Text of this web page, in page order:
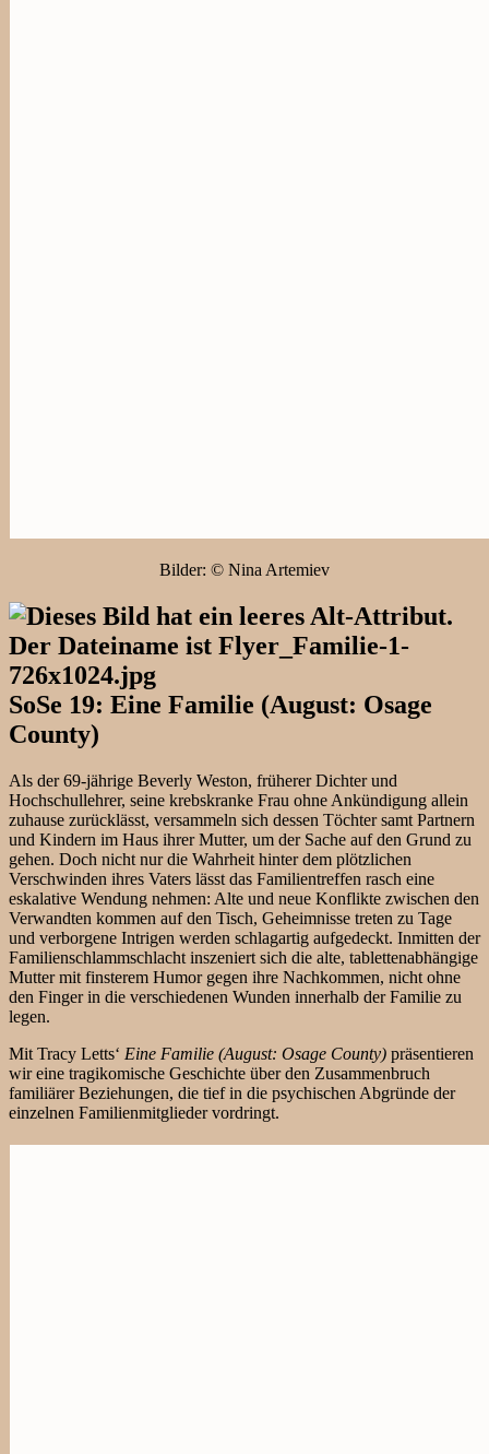
Bilder: © Nina Artemiev
SoSe 19: Eine Familie (August: Osage
County)
Als der 69-jährige Beverly Weston, früherer Dichter und
Hochschullehrer, seine krebskranke Frau ohne Ankündigung allein
zuhause zurücklässt, versammeln sich dessen Töchter samt Partnern
und Kindern im Haus ihrer Mutter, um der Sache auf den Grund zu
gehen. Doch nicht nur die Wahrheit hinter dem plötzlichen
Verschwinden ihres Vaters lässt das Familientreffen rasch eine
eskalative Wendung nehmen: Alte und neue Konflikte zwischen den
Verwandten kommen auf den Tisch, Geheimnisse treten zu Tage
und verborgene Intrigen werden schlagartig aufgedeckt. Inmitten der
Familienschlammschlacht inszeniert sich die alte, tablettenabhängige
Mutter mit finsterem Humor gegen ihre Nachkommen, nicht ohne
den Finger in die verschiedenen Wunden innerhalb der Familie zu
legen.
Mit Tracy Letts‘ Eine Familie (August: Osage County) präsentieren
wir eine tragikomische Geschichte über den Zusammenbruch
familiärer Beziehungen, die tief in die psychischen Abgründe der
einzelnen Familienmitglieder vordringt.